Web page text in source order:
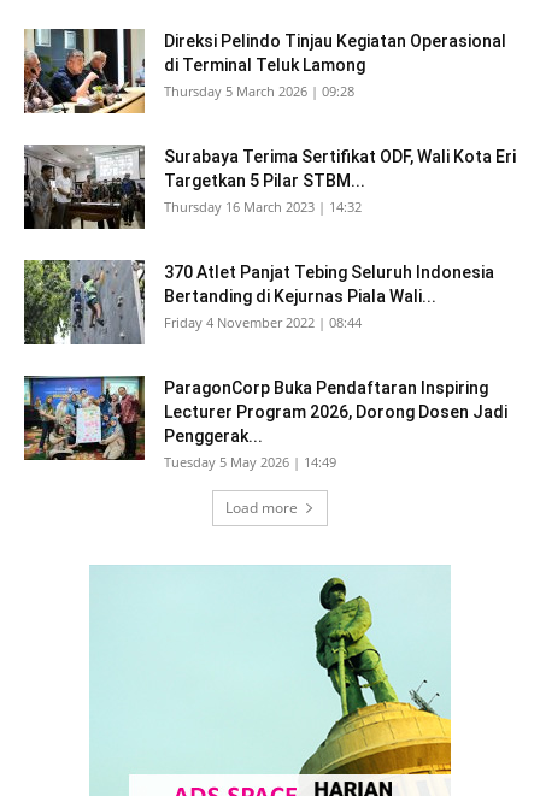
Direksi Pelindo Tinjau Kegiatan Operasional
di Terminal Teluk Lamong
Thursday 5 March 2026 | 09:28
Surabaya Terima Sertifikat ODF, Wali Kota Eri
Targetkan 5 Pilar STBM...
Thursday 16 March 2023 | 14:32
370 Atlet Panjat Tebing Seluruh Indonesia
Bertanding di Kejurnas Piala Wali...
Friday 4 November 2022 | 08:44
ParagonCorp Buka Pendaftaran Inspiring
Lecturer Program 2026, Dorong Dosen Jadi
Penggerak...
Tuesday 5 May 2026 | 14:49
Load more